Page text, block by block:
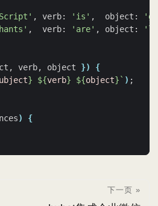
, verb: 'is' ,  object:
,  verb: 'are' , object:
verb, object })
{
} ${verb} ${object} ` ) ;
)
{
下一页 »